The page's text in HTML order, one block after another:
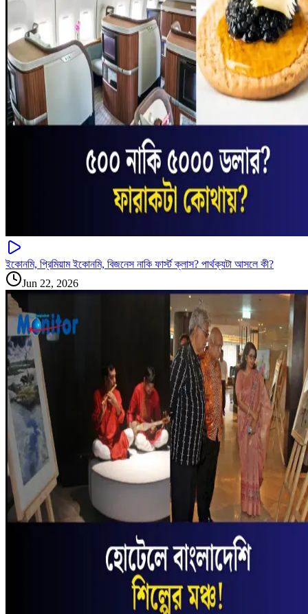
ইকোনমি, প্রিমিয়াম ইকোনমি, বিজনেস নাকি ফার্স্ট ক্লাস? পার্থক্যটা আসলে কী?
Jun 22, 2026